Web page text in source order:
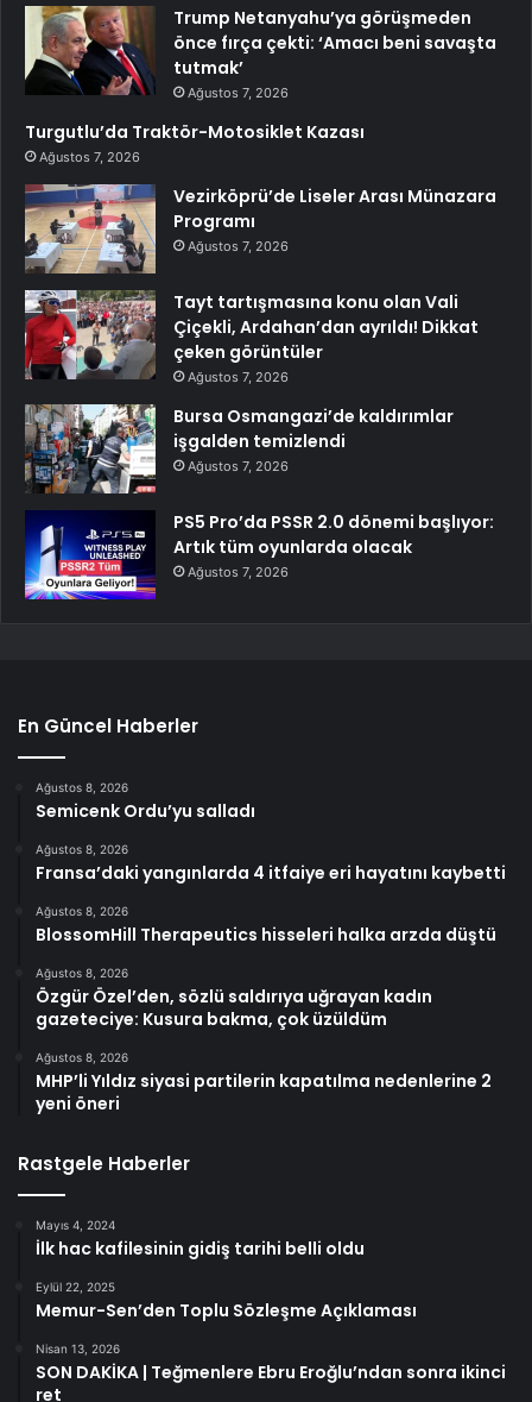
Trump Netanyahu’ya görüşmeden
önce fırça çekti: ‘Amacı beni savaşta
tutmak’
Ağustos 7, 2026
Turgutlu’da Traktör-Motosiklet Kazası
Ağustos 7, 2026
Vezirköprü’de Liseler Arası Münazara
Programı
Ağustos 7, 2026
Tayt tartışmasına konu olan Vali
Çiçekli, Ardahan’dan ayrıldı! Dikkat
çeken görüntüler
Ağustos 7, 2026
Bursa Osmangazi’de kaldırımlar
işgalden temizlendi
Ağustos 7, 2026
PS5 Pro’da PSSR 2.0 dönemi başlıyor:
Artık tüm oyunlarda olacak
Ağustos 7, 2026
En Güncel Haberler
Ağustos 8, 2026
Semicenk Ordu’yu salladı
Ağustos 8, 2026
Fransa’daki yangınlarda 4 itfaiye eri hayatını kaybetti
Ağustos 8, 2026
BlossomHill Therapeutics hisseleri halka arzda düştü
Ağustos 8, 2026
Özgür Özel’den, sözlü saldırıya uğrayan kadın
gazeteciye: Kusura bakma, çok üzüldüm
Ağustos 8, 2026
MHP’li Yıldız siyasi partilerin kapatılma nedenlerine 2
yeni öneri
Rastgele Haberler
Mayıs 4, 2024
İlk hac kafilesinin gidiş tarihi belli oldu
Eylül 22, 2025
Memur-Sen’den Toplu Sözleşme Açıklaması
Nisan 13, 2026
SON DAKİKA | Teğmenlere Ebru Eroğlu’ndan sonra ikinci
ret